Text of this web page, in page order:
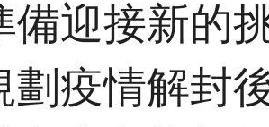
備迎接新的
劃疫情解封